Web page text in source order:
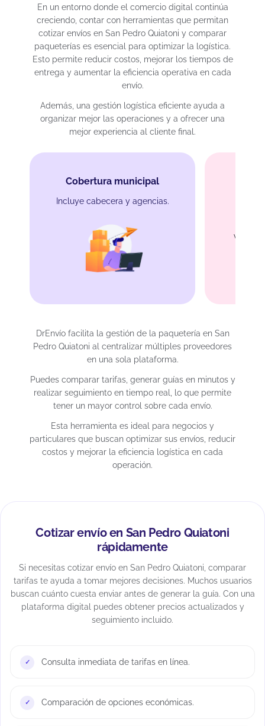
En un entorno donde el comercio digital continúa
creciendo, contar con herramientas que permitan
cotizar envíos en San Pedro Quiatoni y comparar
paqueterías es esencial para optimizar la logística.
Esto permite reducir costos, mejorar los tiempos de
entrega y aumentar la eficiencia operativa en cada
envío.
Además, una gestión logística eficiente ayuda a
organizar mejor las operaciones y a ofrecer una
mejor experiencia al cliente final.
Cobertura municipal
Incluye cabecera y agencias.
Vías
DrEnvío facilita la gestión de la paquetería en San
Pedro Quiatoni al centralizar múltiples proveedores
en una sola plataforma.
Puedes comparar tarifas, generar guías en minutos y
realizar seguimiento en tiempo real, lo que permite
tener un mayor control sobre cada envío.
Esta herramienta es ideal para negocios y
particulares que buscan optimizar sus envíos, reducir
costos y mejorar la eficiencia logística en cada
operación.
Cotizar envío en San Pedro Quiatoni
rápidamente
Si necesitas cotizar envío en San Pedro Quiatoni, comparar
tarifas te ayuda a tomar mejores decisiones. Muchos usuarios
buscan cuánto cuesta enviar antes de generar la guía. Con una
plataforma digital puedes obtener precios actualizados y
seguimiento incluido.
Consulta inmediata de tarifas en línea.
Comparación de opciones económicas.